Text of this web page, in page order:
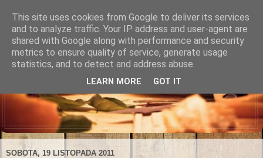
SOBOTA, 19 LISTOPADA 2011
This site uses cookies from Google to deliver its services
and to analyze traffic. Your IP address and user-agent are
shared with Google along with performance and security
metrics to ensure quality of service, generate usage
statistics, and to detect and address abuse.
LEARN MORE GOT IT